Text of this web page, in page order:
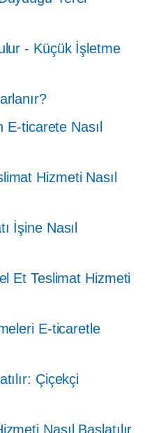
- Küçük İşletme
E-ticarete Nasıl
Hizmeti Nasıl
İşine Nasıl
Et Teslimat Hizmeti
E-ticaretle
Çiçekçi
Nasıl Başlatılır